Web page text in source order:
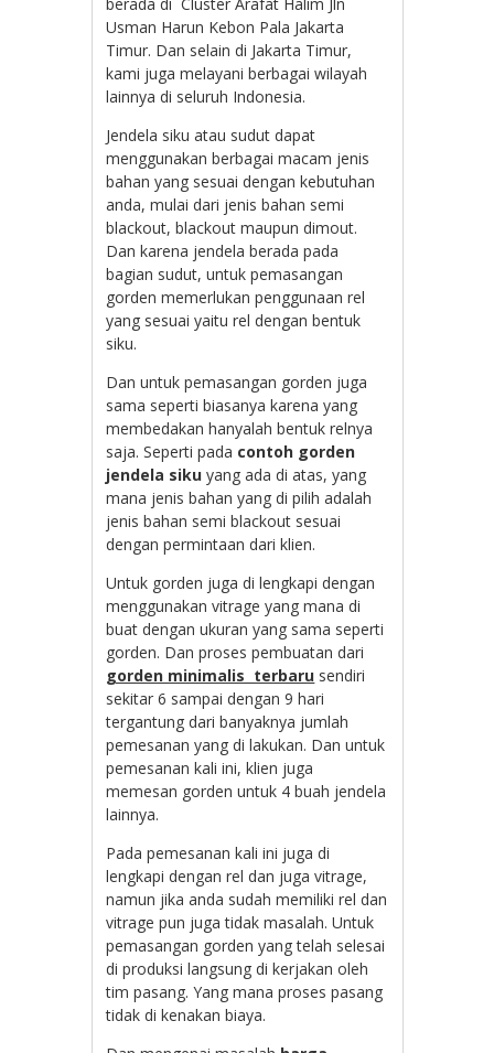
Usman Harun Kebon Pala Jakarta
Timur. Dan selain di Jakarta Timur,
kami juga melayani berbagai wilayah
lainnya di seluruh Indonesia.
Jendela siku atau sudut dapat
menggunakan berbagai macam jenis
bahan yang sesuai dengan kebutuhan
anda, mulai dari jenis bahan semi
blackout, blackout maupun dimout.
Dan karena jendela berada pada
bagian sudut, untuk pemasangan
gorden memerlukan penggunaan rel
yang sesuai yaitu rel dengan bentuk
siku.
Dan untuk pemasangan gorden juga
sama seperti biasanya karena yang
membedakan hanyalah bentuk relnya
saja. Seperti pada contoh gorden
jendela siku yang ada di atas, yang
mana jenis bahan yang di pilih adalah
jenis bahan semi blackout sesuai
dengan permintaan dari klien.
Untuk gorden juga di lengkapi dengan
menggunakan vitrage yang mana di
buat dengan ukuran yang sama seperti
gorden. Dan proses pembuatan dari
gorden minimalis terbaru sendiri
sekitar 6 sampai dengan 9 hari
tergantung dari banyaknya jumlah
pemesanan yang di lakukan. Dan untuk
pemesanan kali ini, klien juga
memesan gorden untuk 4 buah jendela
lainnya.
Pada pemesanan kali ini juga di
lengkapi dengan rel dan juga vitrage,
namun jika anda sudah memiliki rel dan
vitrage pun juga tidak masalah. Untuk
pemasangan gorden yang telah selesai
di produksi langsung di kerjakan oleh
tim pasang. Yang mana proses pasang
tidak di kenakan biaya.